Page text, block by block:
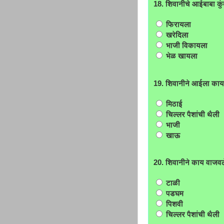
18. शिवानीचे आईबाबा
फिरायला
खरेदिला
भाजी विकायला
भेळ खायला
19. शिवानीने आईला
मिठाई
चिल्लर पैशांची थैली
भाजी
खाऊ
20. शिवानीने काय
टाळी
पडघम
पिशवी
चिल्लर पैशांची थैली